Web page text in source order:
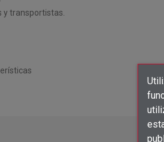
y transportistas.